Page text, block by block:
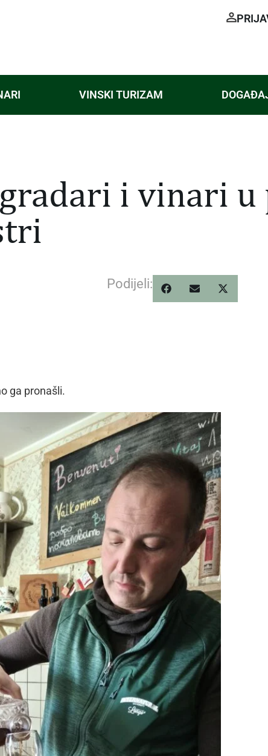
VINSKI TURIZAM
i vinari u
Podijeli:
ga pronašli.